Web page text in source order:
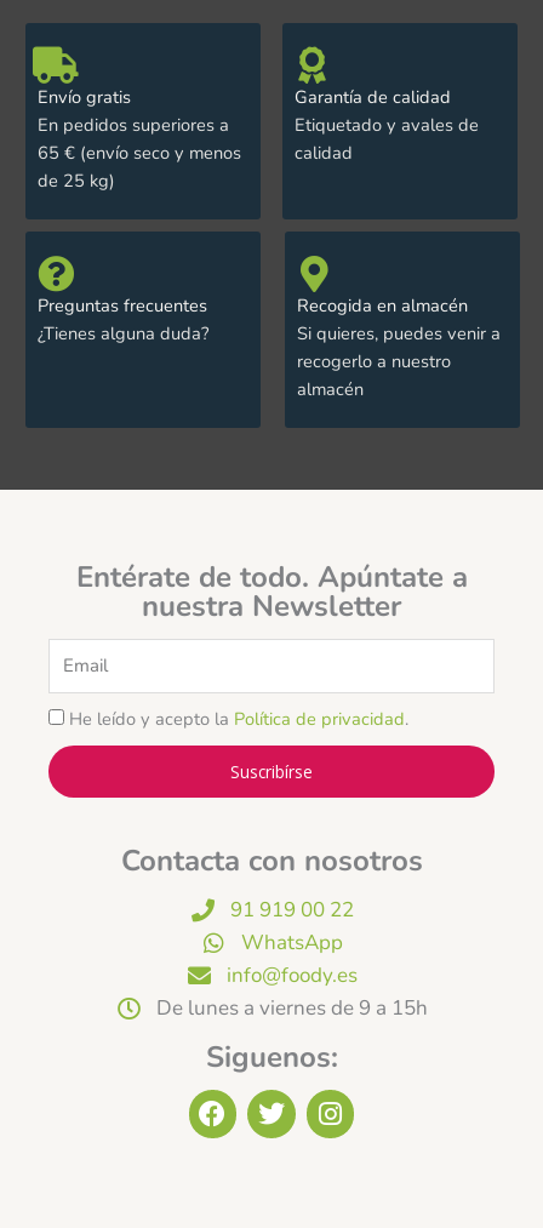
Envío gratis
En pedidos superiores a
65 € (envío seco y menos
de 25 kg)
Garantía de calidad
Etiquetado y avales de
calidad
Preguntas frecuentes
¿Tienes alguna duda?
Recogida en almacén
Si quieres, puedes venir a
recogerlo a nuestro
almacén
Entérate de todo. Apúntate a
nuestra Newsletter
He leído y acepto la Política de privacidad.
Suscribírse
Contacta con nosotros
91 919 00 22
WhatsApp
info@foody.es
De lunes a viernes de 9 a 15h
Siguenos:
F
a
T
w
I
n